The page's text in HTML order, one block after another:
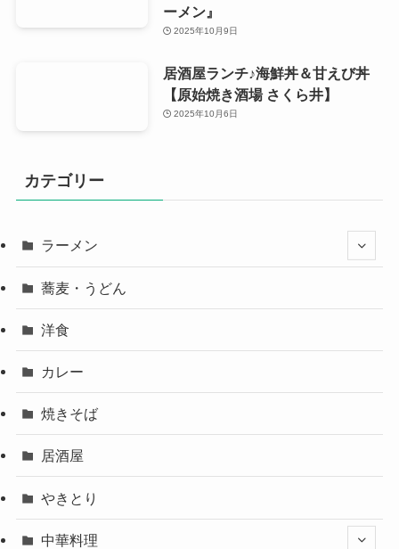
ーメン』
2025年10月9日
居酒屋ランチ♪海鮮丼＆甘えび丼
【原始焼き酒場 さくら井】
2025年10月6日
カテゴリー
ラーメン
蕎麦・うどん
洋食
カレー
焼きそば
居酒屋
やきとり
中華料理